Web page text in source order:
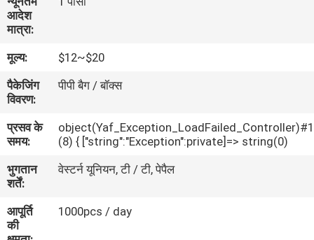
गुणवत्ता
नियंत्रण
संपर्क
करें
एक
उद्धरण
की
आदेश
मात्रा:
मूल्य:
$12~$20
पैकेजिंग
विवरण:
पीपी बैग / बॉक्स
प्रसव के
समय:
(8) { ["string":"Exception":private]=> string(0)
भुगतान
शर्तें:
वेस्टर्न यूनियन, टी / टी, पेपैल
आपूर्ति
की
1000pcs / day